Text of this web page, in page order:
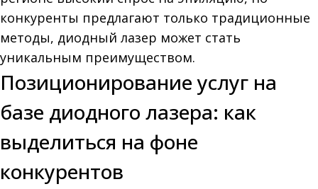
конкуренты предлагают только традиционные
методы, диодный лазер может стать
уникальным преимуществом.
Позиционирование услуг на
базе диодного лазера: как
выделиться на фоне
конкурентов